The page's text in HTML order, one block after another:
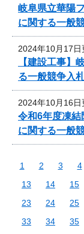
岐阜県立華陽
に関する一般
2024年10月17日
【建設工事
る一般競争入
2024年10月16日
令和6年度凍結
に関する一般
1 2 3 4
13
14 15
23
24 25
33
34 35